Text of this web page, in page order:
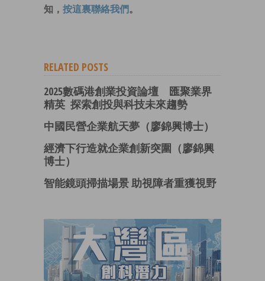
知， 按這裏聯絡我們 。
RELATED POSTS
2025數碼港創業投資論壇 匯聚業界
精英 探索創投與科技未來趨勢
中國民營企業航天夢（廖錦興博士）
經濟下行造就企業創新突圍（廖錦興
博士）
智能鏡頭掃描場景 助視障者重獲視野